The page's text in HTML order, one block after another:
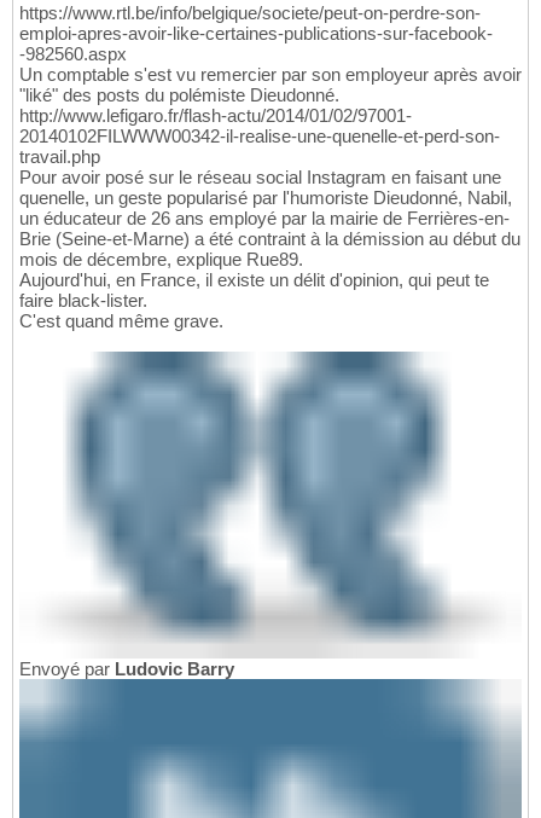
https://www.rtl.be/info/belgique/societe/peut-on-perdre-son-
emploi-apres-avoir-like-certaines-publications-sur-facebook-
-982560.aspx
Un comptable s'est vu remercier par son employeur après avoir
"liké" des posts du polémiste Dieudonné.
http://www.lefigaro.fr/flash-actu/2014/01/02/97001-
20140102FILWWW00342-il-realise-une-quenelle-et-perd-son-
travail.php
Pour avoir posé sur le réseau social Instagram en faisant une
quenelle, un geste popularisé par l'humoriste Dieudonné, Nabil,
un éducateur de 26 ans employé par la mairie de Ferrières-en-
Brie (Seine-et-Marne) a été contraint à la démission au début du
mois de décembre, explique Rue89.
Aujourd'hui, en France, il existe un délit d'opinion, qui peut te
faire black-lister.
C'est quand même grave.
Envoyé par Ludovic Barry